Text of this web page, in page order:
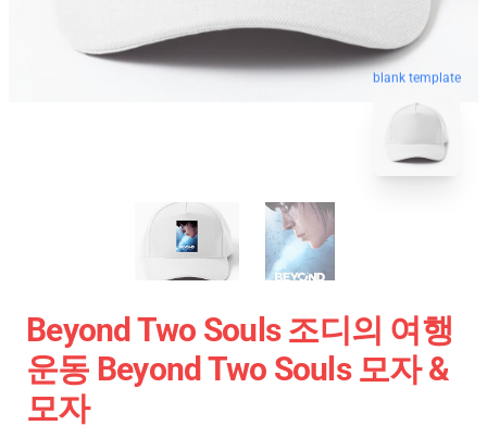
blank template
Beyond Two Souls 조디의 여행
운동 Beyond Two Souls 모자 &
모자